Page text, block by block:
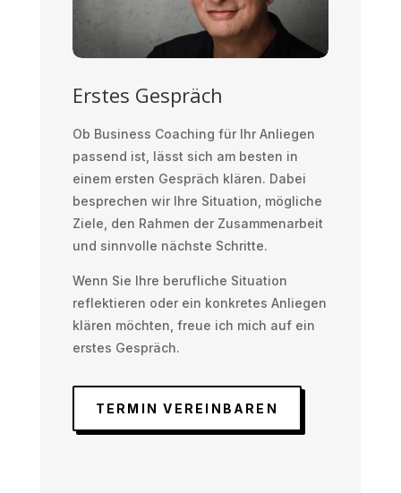
Erstes Gespräch
Ob Business Coaching für Ihr Anliegen
passend ist, lässt sich am besten in
einem ersten Gespräch klären. Dabei
besprechen wir Ihre Situation, mögliche
Ziele, den Rahmen der Zusammenarbeit
und sinnvolle nächste Schritte.
Wenn Sie Ihre berufliche Situation
reflektieren oder ein konkretes Anliegen
klären möchten, freue ich mich auf ein
erstes Gespräch.
TERMIN VEREINBAREN